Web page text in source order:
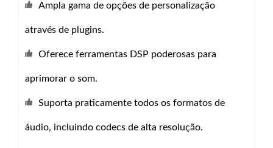
Ampla gama de opções de personalização
através de plugins.
Oferece ferramentas DSP poderosas para
aprimorar o som.
Suporta praticamente todos os formatos de
áudio, incluindo codecs de alta resolução.